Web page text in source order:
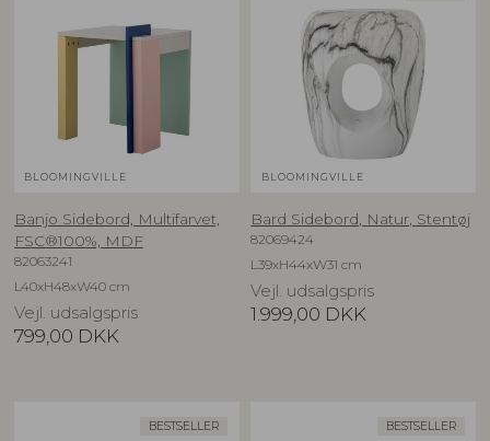
BLOOMINGVILLE
Banjo Sidebord, Multifarvet,
FSC®100%, MDF
82063241
L40xH48xW40 cm
Vejl. udsalgspris
799,00 DKK
BLOOMINGVILLE
Bard Sidebord, Natur, Stentøj
82069424
L39xH44xW31 cm
Vejl. udsalgspris
1.999,00 DKK
BESTSELLER BESTSELLER